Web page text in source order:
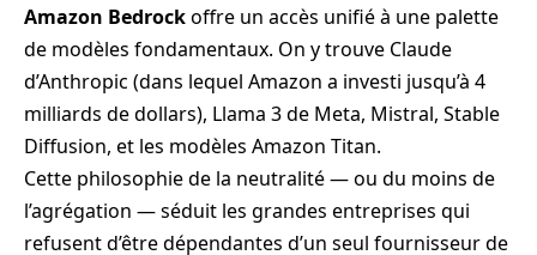
Amazon Bedrockoffre un accès unifié à une palette
de modèles fondamentaux. On y trouve Claude
d’Anthropic (dans lequel Amazon a investi jusqu’à 4
milliards de dollars), Llama 3 de Meta, Mistral, Stable
Diffusion, et les modèles Amazon Titan.
Cette philosophie de la neutralité — ou du moins de
l’agrégation — séduit les grandes entreprises qui
refusent d’être dépendantes d’un seul fournisseur de